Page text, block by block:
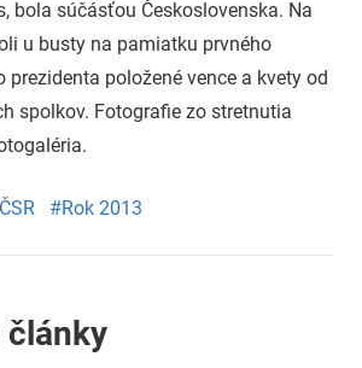
bola súčásťou Československa. Na
u busty na pamiatku prvného
prezidenta položené vence a kvety od
spolkov. Fotografie zo stretnutia
Rok 2013
články